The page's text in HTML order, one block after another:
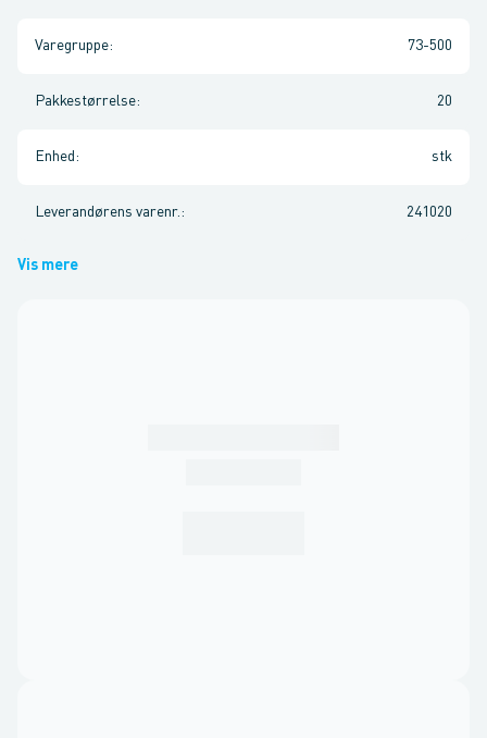
Varegruppe: 73-500
Pakkestørrelse: 20
Enhed : stk
Leverandørens varenr. : 241020
Vis mere